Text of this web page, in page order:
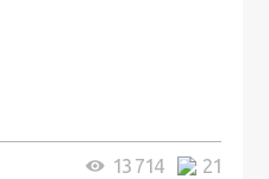
21
13 714